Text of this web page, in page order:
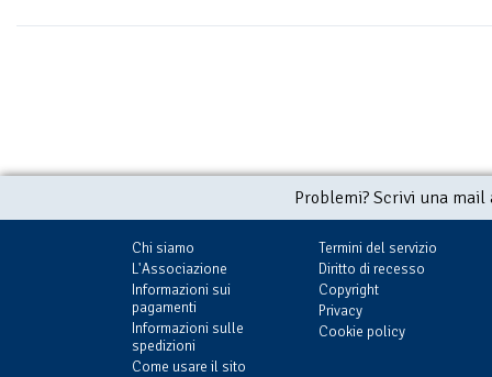
Problemi? Scrivi una
Chi siamo
L'Associazione
Informazioni sui
pagamenti
Informazioni sulle
spedizioni
Come usare il sito
Termini del servizio
Diritto di recesso
Copyright
Privacy
Cookie policy